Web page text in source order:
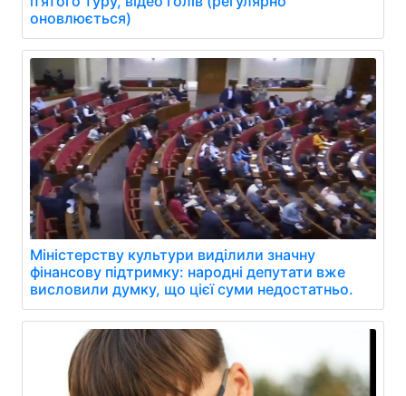
оновлюється)
Міністерству культури виділили значну
фінансову підтримку: народні депутати вже
висловили думку, що цієї суми недостатньо.